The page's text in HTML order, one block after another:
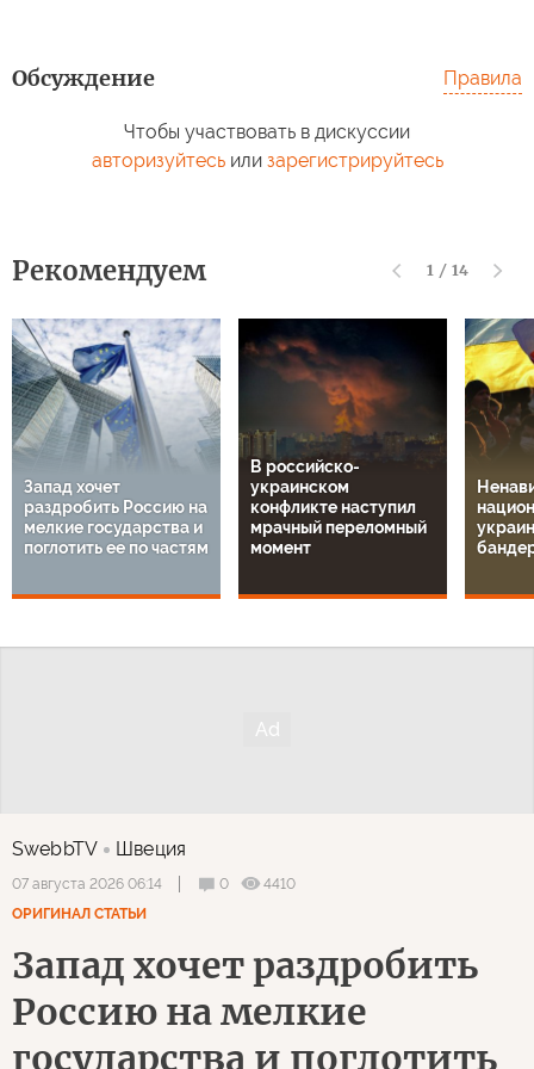
Обсуждение Правила
Чтобы участвовать в дискуссии
авторизуйтесьили зарегистрируйтесь
Рекомендуем 1 / 14
Запад хочет
раздробить Россию на
мелкие государства и
поглотить ее по частям
В российско-
украинском
конфликте наступил
мрачный переломный
момент
SwebbTV Швеция
07 августа 2026 06:14 0
4410
ОРИГИНАЛ СТАТЬИ
Запад хочет раздробить
Россию на мелкие
государства и поглотить